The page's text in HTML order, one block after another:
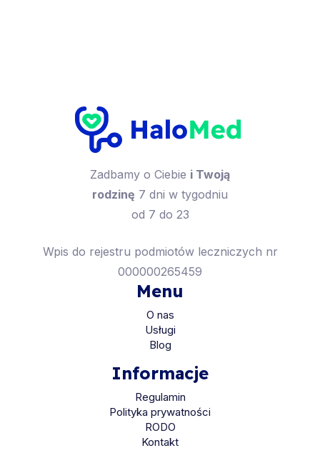
Zadbamy o Ciebie i Twoją
rodzinę 7 dni w tygodniu
od 7 do 23
Wpis do rejestru podmiotów leczniczych nr
000000265459
Menu
O nas
Usługi
Blog
Informacje
Regulamin
Polityka prywatności
RODO
Kontakt